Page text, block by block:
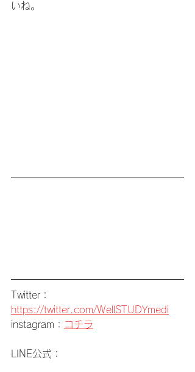
いね。
Twitter：
https://twitter.com/WellSTUDYmedi
instagram： コチラ
LINE公式：